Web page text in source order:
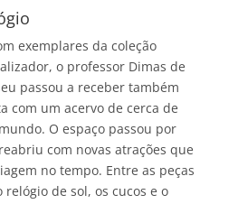
exemplares da coleção
o professor Dimas de
passou a receber também
com um acervo de cerca de
O espaço passou por
com novas atrações que
no tempo. Entre as peças
de sol, os cucos e o